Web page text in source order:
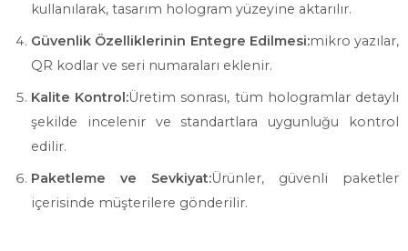
kullanılarak, tasarım hologram yüzeyine aktarılır.
Güvenlik Özelliklerinin Entegre Edilmesi:mikro yazılar,
QR kodlar ve seri numaraları eklenir.
Kalite Kontrol:Üretim sonrası, tüm hologramlar detaylı
şekilde incelenir ve standartlara uygunluğu kontrol
edilir.
Paketleme ve Sevkiyat:Ürünler, güvenli paketler
içerisinde müşterilere gönderilir.